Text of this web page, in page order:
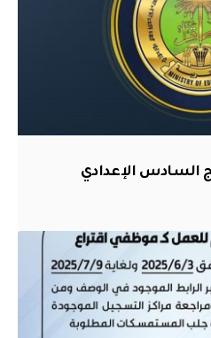
السادس الإعدادي